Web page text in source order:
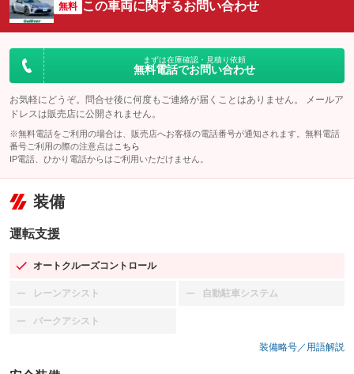
無料 この車両に関するお問い合わせ
まずは在庫確認・見積り依頼
無料電話でお問い合わせ
お気軽にどうぞ。問合せ後に何度もご連絡が届くことはありません。 メールア
ドレスは販売店に公開されません。
※無料電話をご利用の場合は、販売店へお客様の電話番号が通知されます。無料電話
番号ご利用の際の注意点は こちら
IP電話、ひかり電話からはご利用いただけません。
装備
運転支援
オートクルーズコントロール
：装備あり
レーンアシスト
：装備なし 自動駐車システム
：装備なし
パークアシスト
：装備なし
装備略号／用語解説